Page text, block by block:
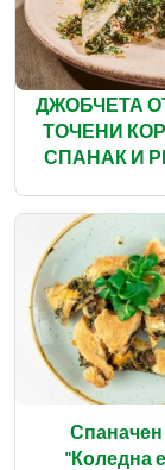
ДЖОБЧЕТА
ТОЧЕНИ
СПАНАК И
Спаначен
"Коледна